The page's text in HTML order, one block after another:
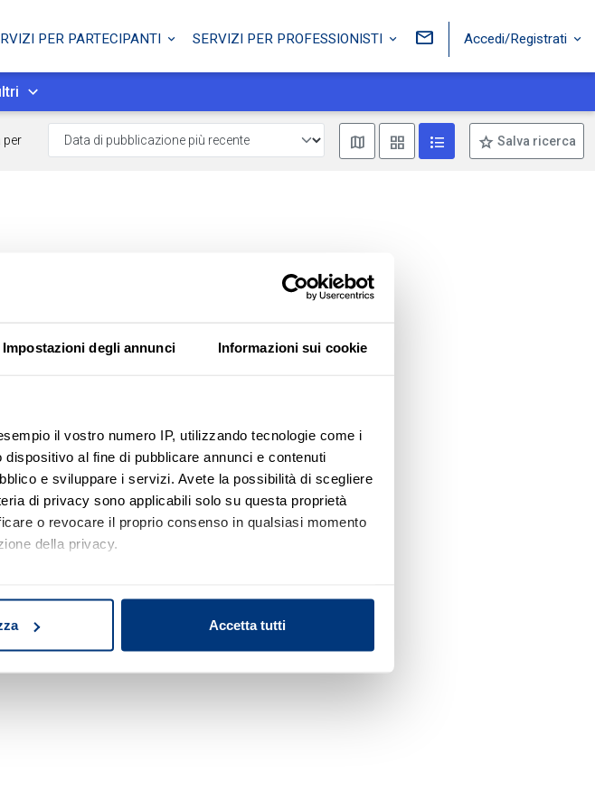
Impostazioni degli annunci Informazioni sui cookie
il vostro numero IP, utilizzando tecnologie come i
al fine di pubblicare annunci e contenuti
e sviluppare i servizi. Avete la possibilità di scegliere
di privacy sono applicabili solo su questa proprietà
o revocare il proprio consenso in qualsiasi momento
della privacy.
alla ricerca di caratteristiche specifiche (impronte
Accetta tutti
PER PARTECIPANTI SERVIZI PER PROFESSIONISTI Accedi/Registrati
per Mostra mappaMostra come box
Mostra come lista
Salva ricerca
di ricerca
alcuni filtri o
di ricerca.